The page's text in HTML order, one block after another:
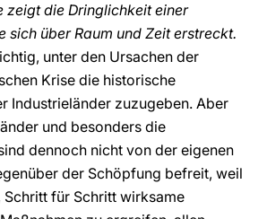
zeigt die Dringlichkeit einer
sich über Raum und Zeit erstreckt.
unter den Ursachen der
Krise die historische
Industrieländer zuzugeben. Aber
und besonders die
dennoch nicht von der eigenen
der Schöpfung befreit, weil
für Schritt wirksame